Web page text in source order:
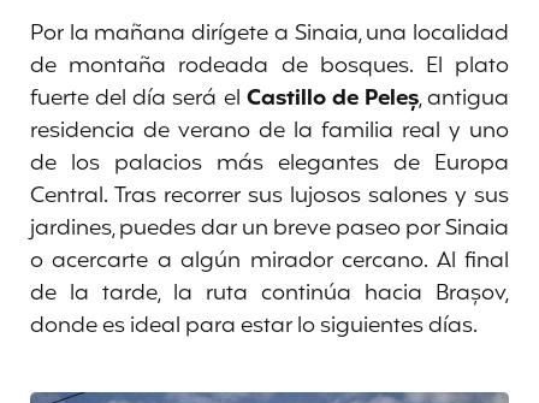
Por la mañana dirígete a Sinaia, una localidad
de montaña rodeada de bosques. El plato
fuerte del día será el Castillo de Peleș, antigua
residencia de verano de la familia real y uno
de los palacios más elegantes de Europa
Central. Tras recorrer sus lujosos salones y sus
jardines, puedes dar un breve paseo por Sinaia
o acercarte a algún mirador cercano. Al final
de la tarde, la ruta continúa hacia Brașov,
donde es ideal para estar lo siguientes días.